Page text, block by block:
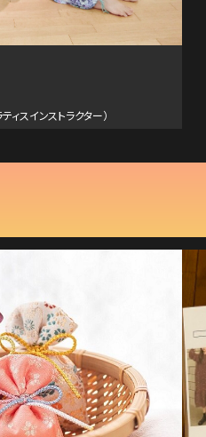
ィスインストラクター）